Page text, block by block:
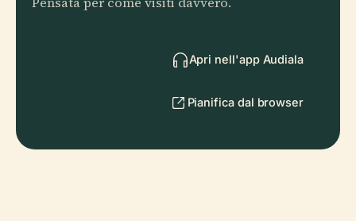
Apri nell'app Audiala
Pianifica dal browser